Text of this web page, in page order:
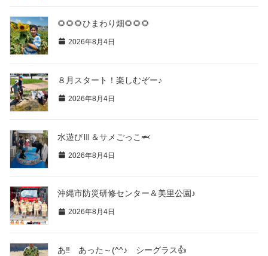
🌻🌻🌻ひまわり畑🌻🌻🌻
2026年8月4日
８月スタート！楽しむぞー♪
2026年8月4日
水遊びⅢ＆サメごっこ🦈
2026年8月4日
沖縄市防災研修センター＆美里公園♪
2026年8月4日
あ‼ あった～(^^♪ シーグラス👍